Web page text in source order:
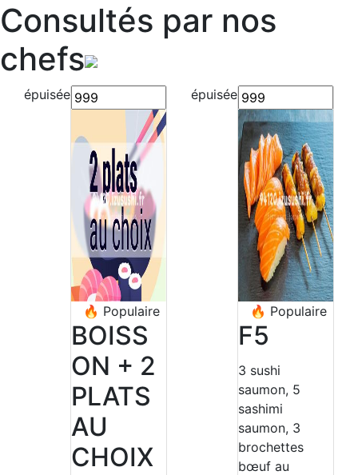
Consultés par nos
chefs
épuisée
🔥 Populaire
BOISS
ON + 2
PLATS
AU
CHOIX
épuisée
🔥 Populaire
F5
3 sushi
saumon, 5
sashimi
saumon, 3
brochettes
bœuf au